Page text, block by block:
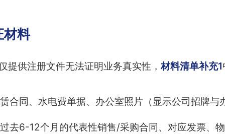
材料
提供注册文件无法证明业务真实性，材料清单补充1
合同、水电费单据、办公室照片（显示公司招牌与
去6-12个月的代表性销售/采购合同、对应发票、